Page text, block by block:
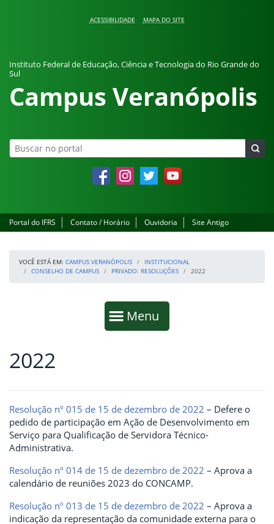
ACESSIBILIDADE MAPA DO SITE
Instituto Federal de Educação, Ciência e Tecnologia do Rio Grande do
Sul
Campus Veranópolis
FacebookInstagramTwitter YouTube
Portal do IFRS Contato / Horário Ouvidoria Site Antigo
VOCÊ ESTÁ EM: CAMPUS VERANÓPOLIS
INSTITUCIONAL
CONSELHO DE CAMPUS
PRIVADO: RESOLUÇÕES 2022
Mostrar
Menu
Fim da navegação
Início do conteúdo
2022
Resolução nº 015 de 15 de dezembro de 2022 – Defere o
pedido de participação em Ação de Desenvolvimento em
Serviço para Qualificação de Servidora Técnico-
Administrativa.
Resolução nº 014 de 15 de dezembro de 2022 – Aprova a
calendário de reuniões 2023 do CONCAMP.
Resolução nº 013 de 15 de dezembro de 2022 – Aprova a
indicação da representação da comunidade externa para o